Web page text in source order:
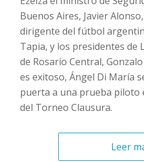
Buenos Aires, Javier
dirigente del fútbol
Tapia, y los presidentes de
de Rosario Central,
es exitoso, Ángel Di María
puerta a una prueba piloto
del Torneo Clausura.
Leer